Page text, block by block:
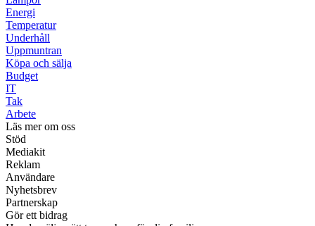
Energi
Temperatur
Underhåll
Uppmuntran
Köpa och sälja
Budget
IT
Tak
Arbete
Läs mer om oss
Stöd
Mediakit
Reklam
Användare
Nyhetsbrev
Partnerskap
Gör ett bidrag